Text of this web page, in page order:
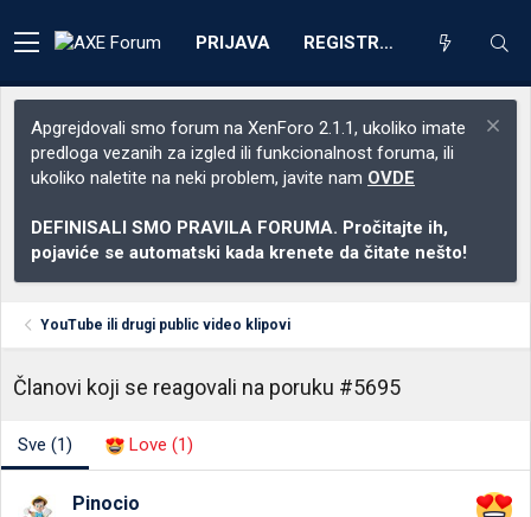
PRIJAVA REGISTRACIJA
Apgrejdovali smo forum na XenForo 2.1.1, ukoliko imate
predloga vezanih za izgled ili funkcionalnost foruma, ili
ukoliko naletite na neki problem, javite nam OVDE
DEFINISALI SMO PRAVILA FORUMA. Pročitajte ih,
pojaviće se automatski kada krenete da čitate nešto!
YouTube ili drugi public video klipovi
Članovi koji se reagovali na poruku #5695
Sve (1) Love (1)
Pinocio